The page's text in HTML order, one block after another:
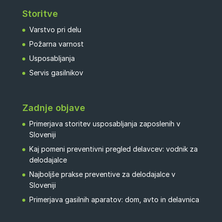
Storitve
Varstvo pri delu
Požarna varnost
Usposabljanja
Servis gasilnikov
Zadnje objave
Primerjava storitev usposabljanja zaposlenih v
Sloveniji
Kaj pomeni preventivni pregled delavcev: vodnik za
delodajalce
Najboljše prakse preventive za delodajalce v
Sloveniji
Primerjava gasilnih aparatov: dom, avto in delavnica